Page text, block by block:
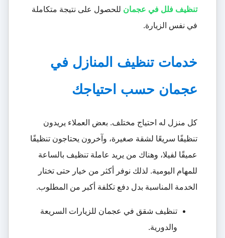
تنظيف فلل في عجمان للحصول على نتيجة متكاملة
في نفس الزيارة.
خدمات تنظيف المنازل في
عجمان حسب احتياجك
كل منزل له احتياج مختلف. بعض العملاء يريدون
تنظيفًا سريعًا لشقة صغيرة، وآخرون يحتاجون تنظيفًا
عميقًا لفيلا، وهناك من يريد عاملة تنظيف بالساعة
للمهام اليومية. لذلك نوفر أكثر من خيار حتى تختار
الخدمة المناسبة بدل دفع تكلفة أكبر من المطلوب.
تنظيف شقق في عجمان للزيارات السريعة
والدورية.